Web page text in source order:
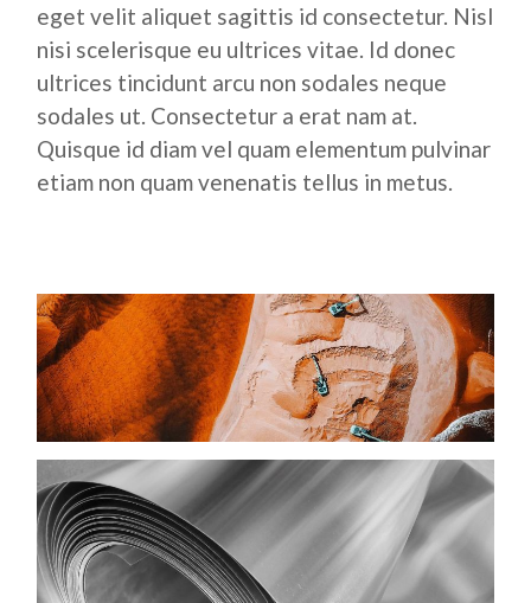
eget velit aliquet sagittis id consectetur. Nisl
nisi scelerisque eu ultrices vitae. Id donec
ultrices tincidunt arcu non sodales neque
sodales ut. Consectetur a erat nam at.
Quisque id diam vel quam elementum pulvinar
etiam non quam venenatis tellus in metus.